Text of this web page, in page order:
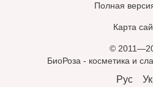
Полная
Карта
©
БиоРоза - косметика и
Рус